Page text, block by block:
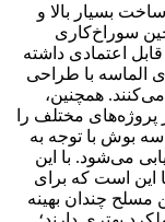
ساخت بسیار بالا و
سوراخ‌کاری
اعتمادی داشته
الماسه با طراحی
همچنین،
مختلف را
5 عددی مته الماسه بوش با توجه به
می‌شود. با این
این است که برای
چندان بهینه